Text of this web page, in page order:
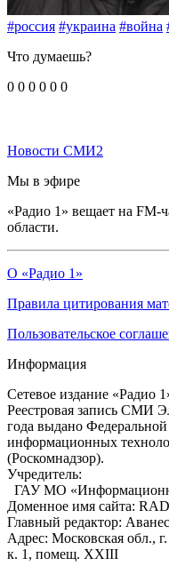
#россия #украина #война
Что думаешь?
0 0 0 0 0 0
Новости СМИ2
Мы в эфире
«Радио 1» вещает на FM-
области.
О «Радио 1»
Правила цитирования
Пользовательское
Информация
Сетевое издание «Радио
Реестровая запись СМИ
года выдано
информационных
(Роскомнадзор).
Учредитель:
ГАУ МО
Доменное имя сайта:
Главный редактор:
Адрес: Московская обл.,
к. 1, помещ. XXIII